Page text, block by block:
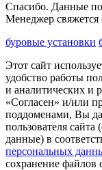
Спасибо. Данные
Менеджер
буровые установки
Этот сайт
удобство работы
и аналитических и
«Согласен» и/или
поддоменами, Вы
пользователя
данные) в
персональных
сохранение файлов